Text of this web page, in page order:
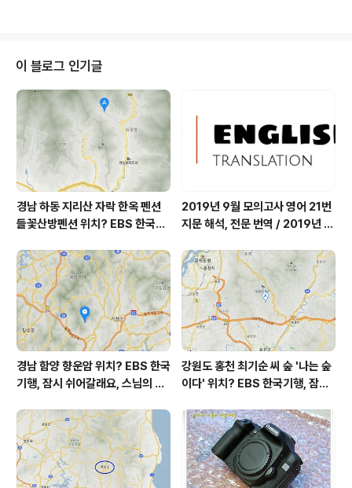
은 위 이미지에서 시간별 기상 상태 참조 대기상
황 공기질은어제초미세먼지 좋음 = 2 ㎍/m³ 미세먼지는
좋음 = 13 ㎍/m³황사는 보통 = 14 ㎍/m³ 자외선 (오후)
= 한때 나쁨오늘초미세먼지 보통 = 18 ㎍/m³ 미세먼지
는 좋음 = 24 ㎍/m³황사는 보통 = 13 ㎍/..
이 블로그 인기글
경남 하동 지리산 자락 한옥 펜션
들꽃산방펜션 위치? EBS 한국기
봄날, 하동 이태석 씨 하동군 화개
면 들꽃산방펜션 어디? / 경상남도
가볼 만한 곳, 화개장터
2019년 9월 모의고사 영어 21번
지문 해석, 전문 번역 / 2019년 9
역, 평가원 2019년 고3 9월 영어
영역 외국어영역 전문 해석, Engli
sh to Korean translation
경남 함양 향운암 위치? EBS 한국
기행, 잠시 쉬어갈래요, 스님의 어
상남도 함양군 가볼 만한 곳, 용추
계곡 향운암 명천스님, 덕유산 황
석산 거망산 기백산
강원도 홍천 최기순 씨 숲 '나는 숲
이다' 위치? EBS 한국기행, 잠시
군 최기순 씨 캠핑장 펜션 어디? /
강원도 홍천군 가볼 만한 곳, (구)
까르돈, kbs 인간극장